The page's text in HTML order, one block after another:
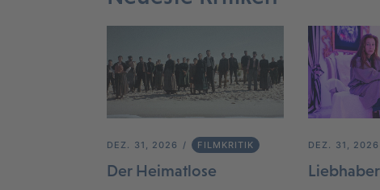
DEZ. 31, 2026 FILMKRITIK
Der Heimatlose
DEZ. 31, 2026